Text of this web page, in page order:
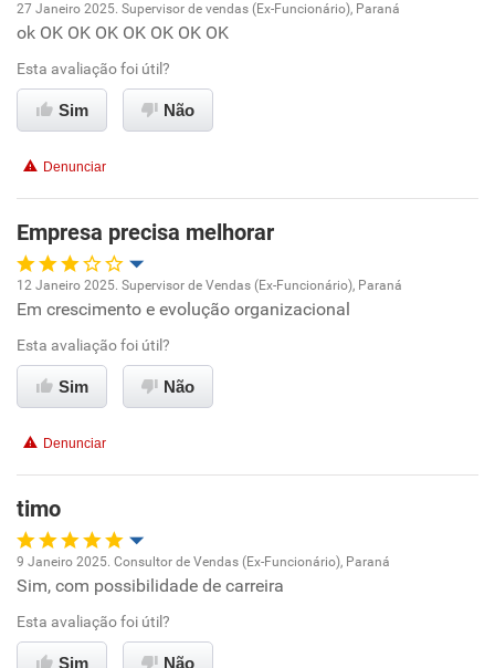
Oportunidade de promoção
Ambiente de trabalho
Benefícios
Recomenda esta empresa
Recomenda a diretoria
27 Janeiro 2025. Supervisor de vendas (Ex-Funcionário), Paraná
ok OK OK OK OK OK OK OK
Esta avaliação foi útil?
Sim Não
Denunciar
Empresa precisa melhorar
Oportunidade de promoção
Ambiente de trabalho
Benefícios
Recomenda esta empresa
Não recomenda a diretoria
12 Janeiro 2025. Supervisor de Vendas (Ex-Funcionário), Paraná
Em crescimento e evolução organizacional
Esta avaliação foi útil?
Sim Não
Denunciar
timo
Oportunidade de promoção
Ambiente de trabalho
9 Janeiro 2025. Consultor de Vendas (Ex-Funcionário), Paraná
Sim, com possibilidade de carreira
Esta avaliação foi útil?
Sim Não